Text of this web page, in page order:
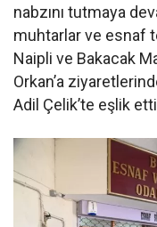
nabzını tutmaya
muhtarlar ve esnaf
Naipli ve Bakacak
Orkan’a
Adil Çelik’te eşlik